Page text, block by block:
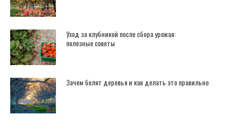
Уход за клубникой после сбора урожая:
полезные советы
Зачем белят деревья и как делать это правильно